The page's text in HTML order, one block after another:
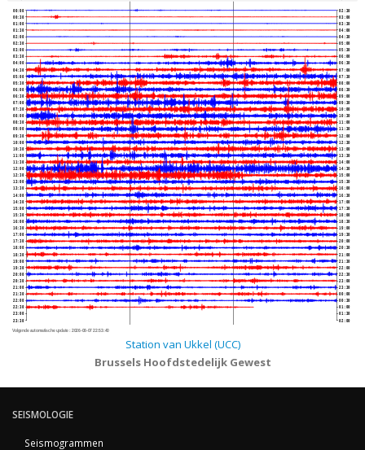
00:00
00:30
01:00
01:30
02:00
02:30
03:00
03:30
04:00
04:30
05:00
05:30
06:00
06:30
07:00
07:30
08:00
08:30
09:00
09:30
10:00
10:30
11:00
11:30
12:00
12:30
13:00
13:30
14:00
14:30
15:00
15:30
16:00
16:30
17:00
17:30
18:00
18:30
19:00
19:30
20:00
20:30
21:00
21:30
22:00
22:30
23:00
23:30
02:30
03:00
03:30
04:00
04:30
05:00
05:30
06:00
06:30
07:00
07:30
08:00
08:30
09:00
09:30
10:00
10:30
11:00
11:30
12:00
12:30
13:00
13:30
14:00
14:30
15:00
15:30
16:00
16:30
17:00
17:30
18:00
18:30
19:00
19:30
20:00
20:30
21:00
21:30
22:00
22:30
23:00
23:30
00:00
00:30
01:00
01:30
02:00
Volgende automatische update : 2026-08-07 22:53:40
Station van Ukkel (UCC)
Brussels Hoofdstedelijk Gewest
SEISMOLOGIE
Seismogrammen